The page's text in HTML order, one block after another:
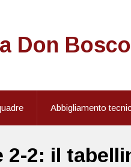
Don Bosco
Abbigliamento
2-2: il